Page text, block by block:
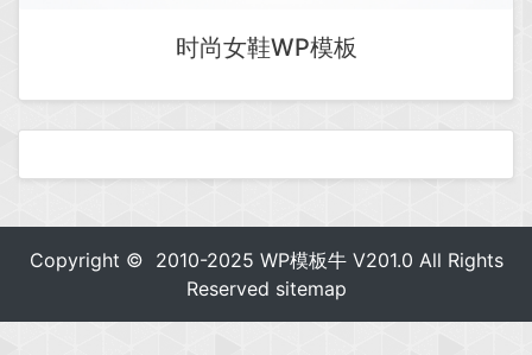
时尚女鞋WP模板
Copyright © 2010-2025 WP模板牛V201.0 All Rights
Reserved sitemap